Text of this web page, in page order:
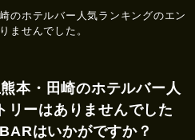
のホテルバー人気ランキングのエン
ませんでした。
本・田崎のホテルバー人
リーはありませんでした
はいかがですか？